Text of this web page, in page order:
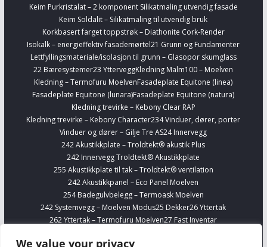
We value your privacy
Keim Purkristalat – 2 komponent Silikatmaling utvendig fasade
Keim Soldalit – Silikatmaling til utvendig bruk
Korkbasert farget toppstrøk – Diathonite Cork-Render
Isokalk – energieffektiv fasademørtel21 Grunn og Fundamenter
Lettfyllingsmateriale/isolasjon til grunn – Glasopor skumglass
22 Bæresystemer23 YtterveggKledning Malm100 – Moelven
Kledning – Termofuru MoelvenFasadeplate Equitone (linea)
Fasadeplate Equitone (lunara)Fasadeplate Equitone (natura)
Kledning trevirke – Kebony Clear RAP
Kledning trevirke – Kebony Character234 Vinduer, dører, porter
Vinduer og dører – Gilje Tre AS24 Innervegg
242 Akustikkplate – Troldtekt® akustik Plus
242 Innervegg Troldtekt® Akustikkplate
255 Akustikkplate til tak – Troldtekt® ventilation
242 Akustikkpanel – Eco Panel Moelven
254 Badegulvbelegg – Termoask Moelven
242 Systemvegg – Moelven Modus25 Dekker26 Yttertak
262 Yttertak – Termofuru Moelven27 Fast Inventar
254 Gulvbelegg Forbo Marmoleum Banevare